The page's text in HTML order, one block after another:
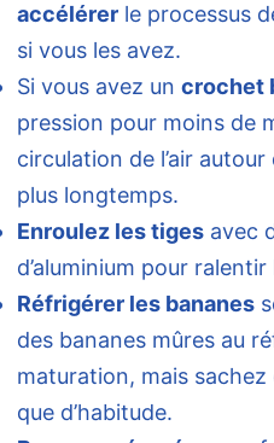
accélérerle processus
si vous les avez.
Si vous avez un crochet
pression pour moins de
circulation de l’air
plus longtemps.
Enroulez les tigesavec
d’aluminium pour
Réfrigérer les bananes
des bananes mûres au
maturation, mais
que d’habitude.